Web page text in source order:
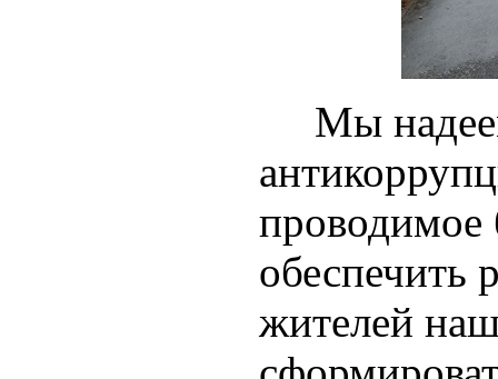
Мы
проводимое
обеспечить
жителей